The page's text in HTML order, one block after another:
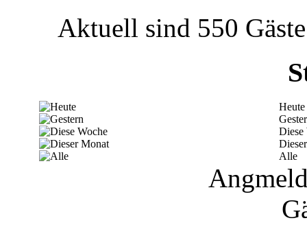
Aktuell sind 550
Heute
Diese
Alle